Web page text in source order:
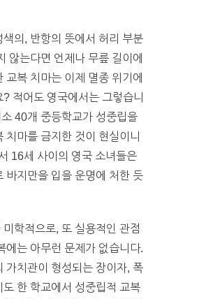
색의, 반항의 뜻에서 허리 부분
않는다면 언제나 무릎 길이에
교복 치마는 이제 멸종 위기에
적어도 영국에서는 그렇습니
40개 중등학교가 성중립을
치마를 금지한 것이 현실이니
16세 사이의 영국 소녀들은
바지만을 입을 운명에 처한 듯
미학적으로, 또 실용적인 관점
에는 아무런 문제가 없습니다.
가치관이 형성되는 장이자, 폭
도 한 학교에서 성중립적 교복